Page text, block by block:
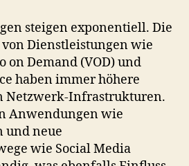
steigen exponentiell. Die
Dienstleistungen wie
on Demand (VOD) und
haben immer höhere
Netzwerk-Infrastrukturen.
Anwendungen wie
und neue
wie Social Media